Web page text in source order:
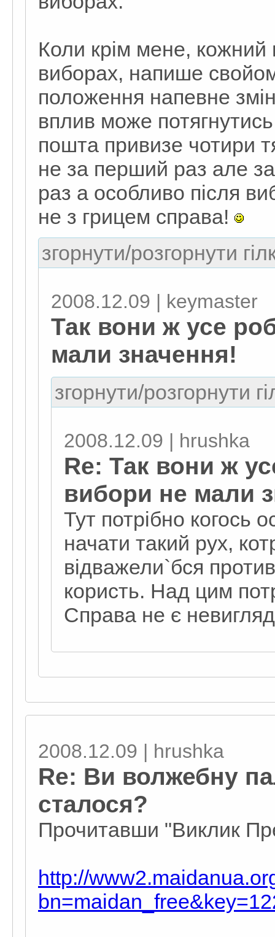
Коли крім мене,
виборах, напише
положення напевне
вплив може
пошта привизе чотири
не за перший раз але
раз а особливо після
не з грицем справа!
згорнути/розгорнути
2008.12.09 | keymaster
Так вони ж усе
мали значення!
згорнути/розгорнути
2008.12.09 | hrushka
Re: Так вони ж
вибори не мали
Тут потрібно когось
начати такий рух,
відважели`бся
користь. Над цим
Справа не є
2008.12.09 | hrushka
Re: Ви волжебну
сталося?
Прочитавши "Виклик
http://